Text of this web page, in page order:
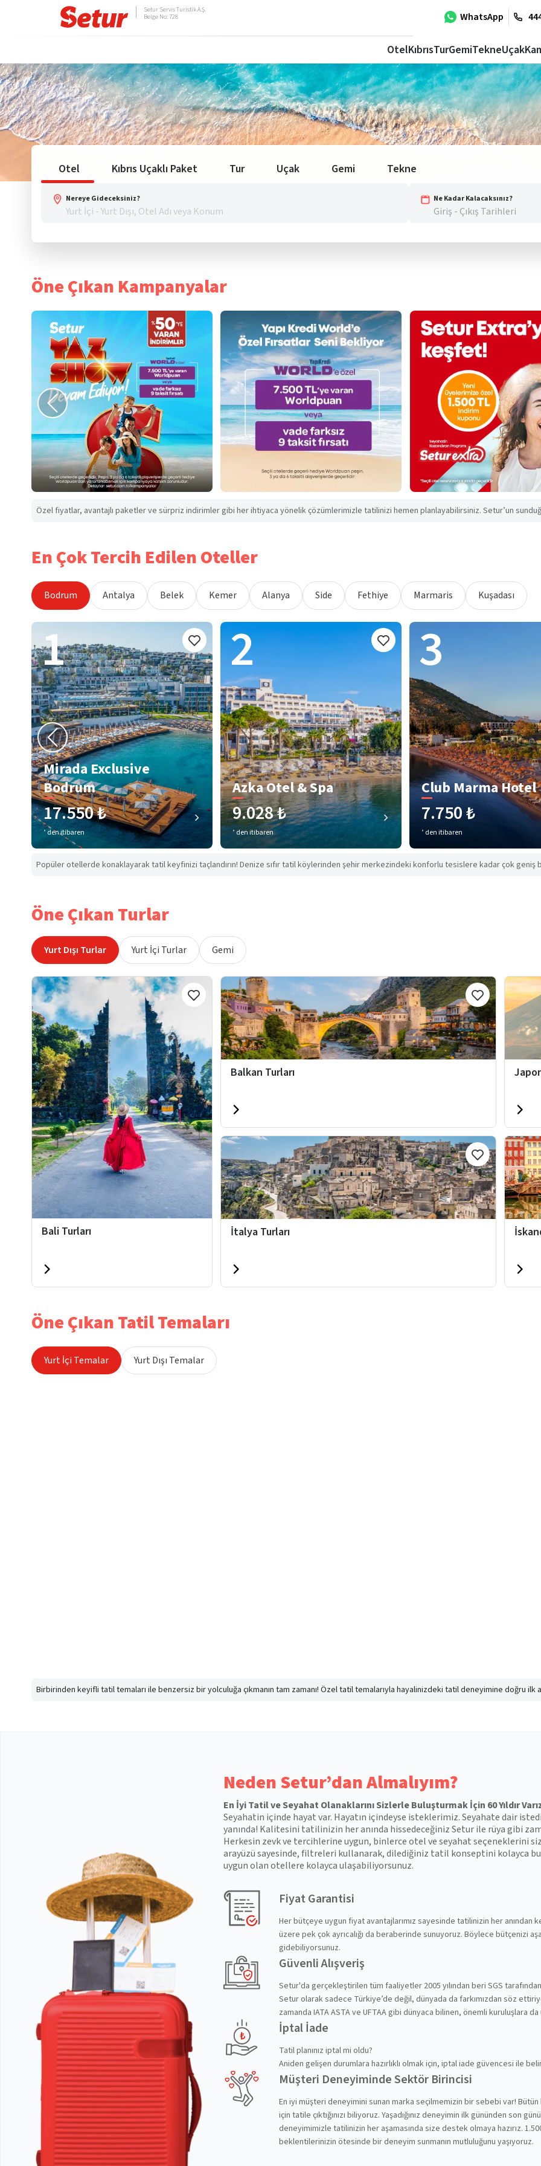
WhatsApp
Setur Servis Turistik A.Ş.
Belge No: 728
OtelKıbrısTurGemiTekneUçak
Otel Kıbrıs Uçaklı Paket Tur Uçak Gemi Tekne
Nereye Gideceksiniz? Ne Kadar Kalacaksınız?
Giriş - Çıkış Tarihleri
Öne Çıkan Kampanyalar
Özel fiyatlar, avantajlı paketler ve sürpriz indirimler gibi her ihtiyaca yönelik çözümlerimizle tatilinizi hemen planlayabilirsiniz. Setur’un
En Çok Tercih Edilen Oteller
Bodrum Antalya Belek Kemer Alanya Side Fethiye Marmaris Kuşadası
1
Mirada Exclusive
Bodrum
17.550 ₺
’ den itibaren
2
Azka Otel & Spa
9.028 ₺
’ den itibaren
3
Club Marma Hotel
7.750 ₺
’ den itibaren
Popüler otellerde konaklayarak tatil keyfinizi taçlandırın! Denize sıfır tatil köylerinden şehir merkezindeki konforlu tesislere kadar çok geniş
Öne Çıkan Turlar
Yurt Dışı Turlar Yurt İçi Turlar Gemi
Bali Turları
Balkan Turları
İtalya Turları
Öne Çıkan Tatil Temaları
Yurt İçi Temalar Yurt Dışı Temalar
Birbirinden keyifli tatil temaları ile benzersiz bir yolculuğa çıkmanın tam zamanı! Özel tatil temalarıyla hayalinizdeki tatil deneyimine doğru ilk
Neden Setur’dan Almalıyım?
En İyi Tatil ve Seyahat Olanaklarını Sizlerle Buluşturmak İçin 60 Yıldır
Seyahatin içinde hayat var. Hayatın içindeyse isteklerimiz. Seyahate dair
yanında! Kalitesini tatilinizin her anında hissedeceğiniz Setur ile rüya gibi
Herkesin zevk ve tercihlerine uygun, binlerce otel ve seyahat seçeneklerini
arayüzü sayesinde, filtreleri kullanarak, dilediğiniz tatil konseptini kolayca
uygun olan otellere kolayca ulaşabiliyorsunuz.
Fiyat Garantisi
Her bütçeye uygun fiyat avantajlarımız sayesinde tatilinizin her anından
üzere pek çok ayrıcalığı da beraberinde sunuyoruz. Böylece bütçenizi
gidebiliyorsunuz.
Güvenli Alışveriş
Setur'da gerçekleştirilen tüm faaliyetler 2005 yılından beri SGS
Setur olarak sadece Türkiye’de değil, dünyada da farkımızdan söz
zamanda IATA ASTA ve UFTAA gibi dünyaca bilinen, önemli kuruluşlara
İptal İade
Tatil planınız iptal mi oldu?
Aniden gelişen durumlara hazırlıklı olmak için, iptal iade güvencesi ile
Müşteri Deneyiminde Sektör Birincisi
En iyi müşteri deneyimini sunan marka seçilmemizin bir sebebi var!
için tatile çıktığınızı biliyoruz. Yaşadığınız deneyimin ilk gününden son
deneyimimizle tatilinizin her aşamasında size destek olmaya hazırız.
beklentilerinizin ötesinde bir deneyim sunmanın mutluluğunu yaşıyoruz.